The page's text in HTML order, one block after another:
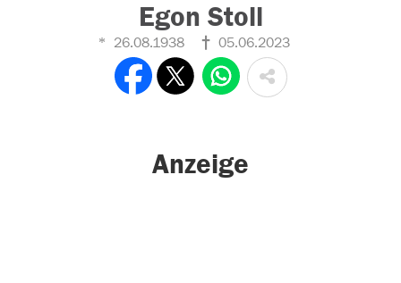
Egon Stoll
26.08.1938 05.06.2023
Anzeige